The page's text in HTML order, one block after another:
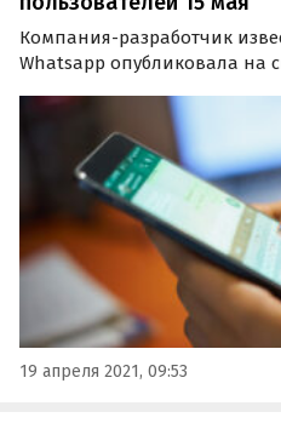
Компания-разработчик
Whatsapp опубликовала на
правил использования
сообщила, что произойдет
принявшими изменения в…
19 апреля 2021, 09:53